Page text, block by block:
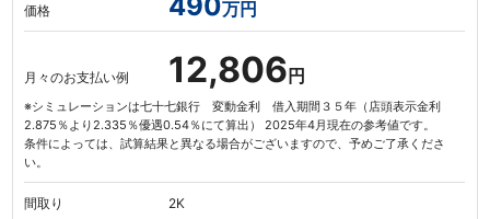
価格 万円
月々のお支払い例 12,806 円
※シミュレーションは七十七銀行 変動金利 借入期間３５年（店頭表示金利
2.875％より2.335％優遇0.54％にて算出） 2025年4月現在の参考値です。
条件によっては、試算結果と異なる場合がございますので、予めご了承くださ
い。
間取り 2K